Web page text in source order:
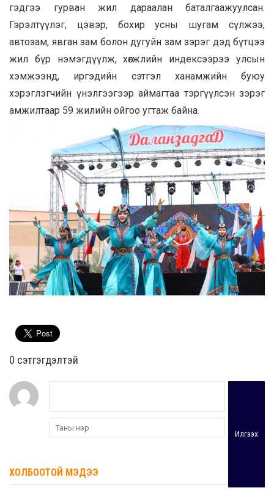
гэдгээ гурван жил дараалан баталгаажуулсан.
Гэрэлтүүлэг, цэвэр, бохир усны шугам сүлжээ,
автозам, явган зам болон дугуйн зам зэрэг дэд бүтцээ
жил бүр нэмэгдүүлж, хөгжлийн индексээрээ улсын
хэмжээнд, иргэдийн сэтгэл ханамжийн буюу
хэрэглэгчийн үнэлгээгээр аймагтаа тэргүүлсэн зэрэг
амжилтаар 59 жилийн ойгоо угтаж байна.
0 cэтгэгдэлтэй
Илгээх
ХОЛБООТОЙ МЭДЭЭ